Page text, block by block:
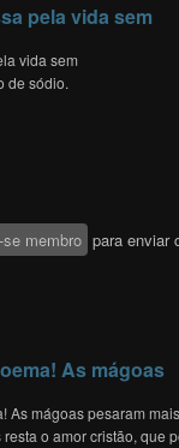
pela vida sem
vida sem
de sódio.
se membro para enviar
As mágoas
As mágoas pesaram
o amor cristão, que